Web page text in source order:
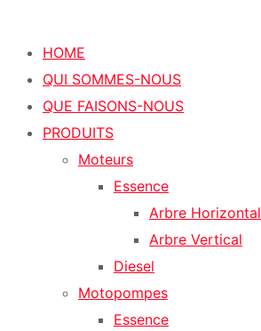
HOME
QUI SOMMES-NOUS
QUE FAISONS-NOUS
PRODUITS
Moteurs
Essence
Arbre Horizontal
Arbre Vertical
Diesel
Motopompes
Essence